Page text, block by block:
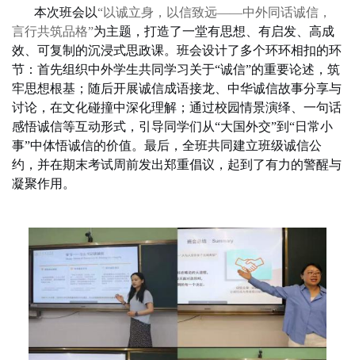
本次班会以“以诚立身，以信致远——中外同话诚信，
言行共筑品格”为主题，打造了一堂有思想、有启发、高成
效、可复制的沉浸式思政课。班会设计了多个环环相扣的环
节：首先组织中外学生共同学习关于“诚信”的重要论述，筑
牢思想根基；随后开展诚信成语接龙、中华诚信故事分享与
讨论，在文化碰撞中深化理解；通过校园情景演绎、一句话
感悟诚信等互动形式，引导同学们从“大国外交”到“日常小
事”中体悟诚信的价值。最后，全班共同建立班级诚信公
约，并在期末考试周前发出郑重倡议，起到了有力的警醒与
凝聚作用。